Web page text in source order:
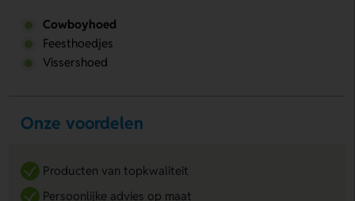
Cowboyhoed
Feesthoedjes
Vissershoed
Onze voordelen
Producten van topkwaliteit
Persoonlijke advies op maat